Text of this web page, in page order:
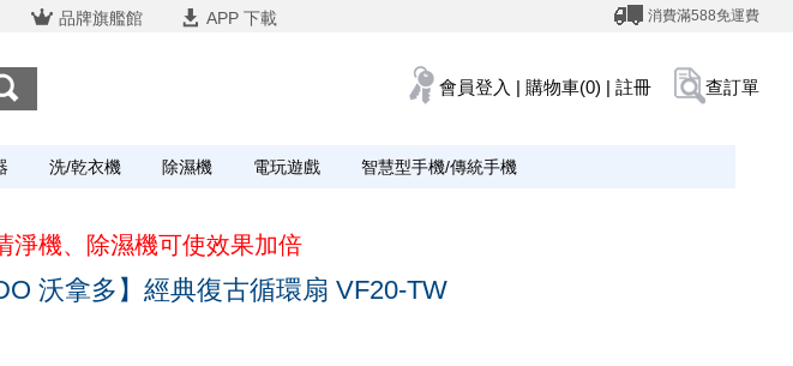
品牌旗艦館 APP 下載 消費滿588免運費
會員登入 | 購物車(0) | 註冊 查訂單
洗/乾衣機 除濕機 電玩遊戲 智慧型手機/傳統手機
淨機、除濕機可使效果加倍
沃拿多】經典復古循環扇 VF20-TW